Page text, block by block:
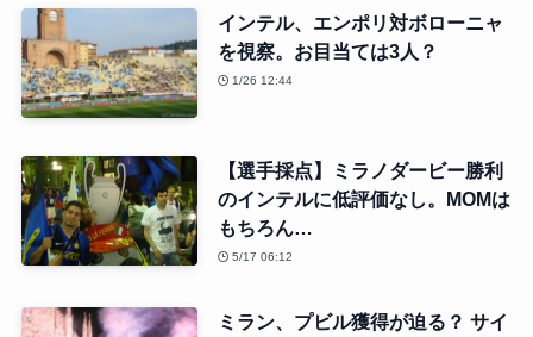
インテル、エンポリ対ボローニャ
を視察。お目当ては3人？
1/26 12:44
【選手採点】ミラノダービー勝利
のインテルに低評価なし。MOMは
もちろん…
5/17 06:12
ミラン、プビル獲得が迫る？ サイ